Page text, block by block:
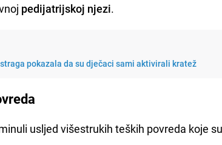
pedijatrijskoj njezi.
pokazala da su dječaci sami aktivirali kratež
usljed višestrukih teških povreda koje